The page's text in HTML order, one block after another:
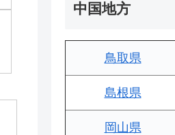
中国地方
鳥取県
島根県
岡山県